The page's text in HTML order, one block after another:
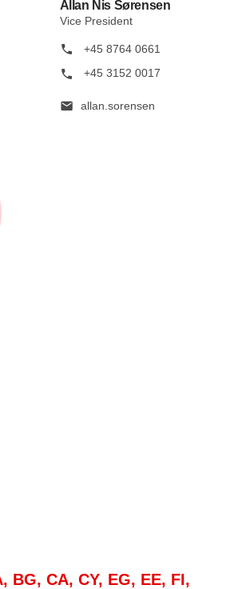
Allan Nis Sørensen
Vice President
phone +45 8764 0661
phone +45 3152 0017
mail allan.sorensen
BG, CA, CY, EG, EE, FI,